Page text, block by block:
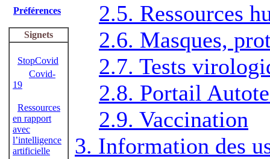
Préférences
Signets
StopCovid
Covid-
19
Ressources
en rapport
avec
l’intelligence
artificielle
2.5. Ressources
2.6. Masques,
2.7. Tests
2.8. Portail
2.9. Vaccination
3. Information des